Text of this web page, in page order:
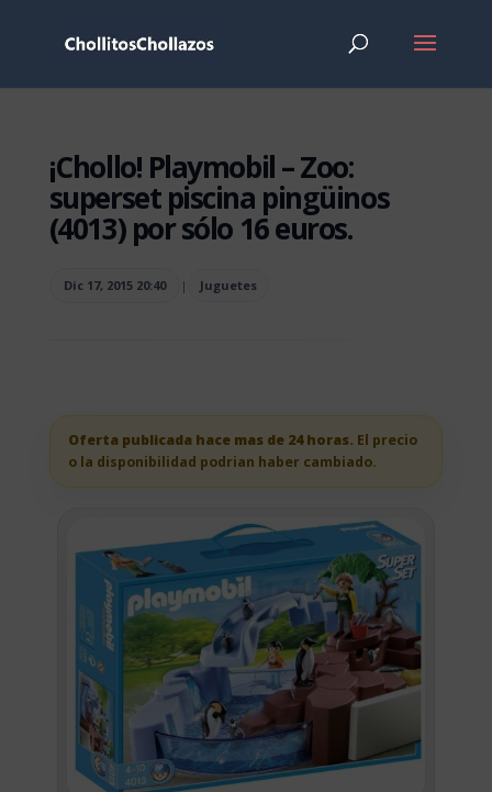
¡Chollo! Playmobil – Zoo:
superset piscina pingüinos
(4013) por sólo 16 euros.
Dic 17, 2015 20:40 | Juguetes
Oferta publicada hace mas de 24 horas. El precio
o la disponibilidad podrian haber cambiado.